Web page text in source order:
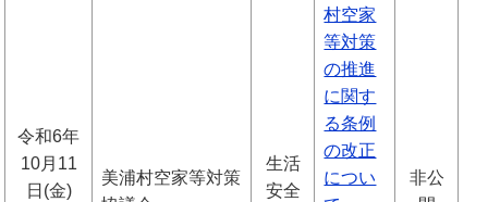
令和6年
10月11
日(金)
美浦村空家等対策
生活
安全
村空家
等対策
の推進
に関す
る条例
の改正
につい
非公